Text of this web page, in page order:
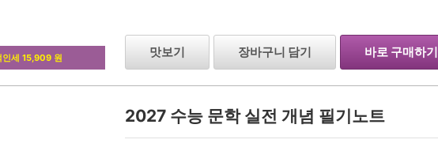
인세 15,909 원 맛보기 장바구니 담기 바로 구매하기
2027 수능 문학 실전 개념 필기노트